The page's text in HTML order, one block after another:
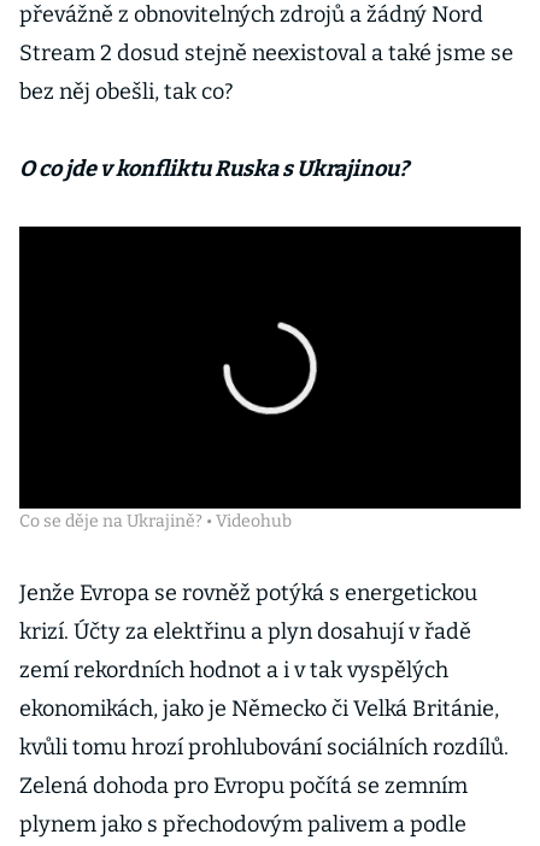
převážně z obnovitelných zdrojů a žádný Nord
Stream 2 dosud stejně neexistoval a také jsme se
bez něj obešli, tak co?
O co jde v konfliktu Ruska s Ukrajinou?
Co se děje na Ukrajině? • Videohub
Jenže Evropa se rovněž potýká s energetickou
krizí. Účty za elektřinu a plyn dosahují v řadě
zemí rekordních hodnot a i v tak vyspělých
ekonomikách, jako je Německo či Velká Británie,
kvůli tomu hrozí prohlubování sociálních rozdílů.
Zelená dohoda pro Evropu počítá se zemním
plynem jako s přechodovým palivem a podle